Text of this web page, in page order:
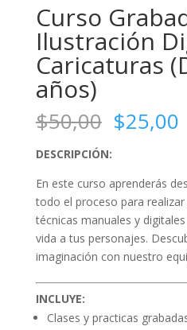
Curso
Ilustración
Caricaturas
años)
$50,00 El
precio
era:
$50,00.
$25,00El
DESCRIPCIÓN:
En este curso aprenderás
todo el proceso para
técnicas manuales y
vida a tus personajes.
imaginación con nuestro
INCLUYE:
Clases y practicas